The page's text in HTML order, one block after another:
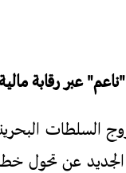
السلطات
الجديد عن تحول